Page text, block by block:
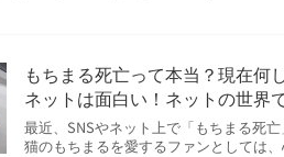
もちまる死亡って本当？現在何
ネットは面白い！ネットの世界
最近、SNSやネット上で「もちまる死
猫のもちまるを愛するファンとしては